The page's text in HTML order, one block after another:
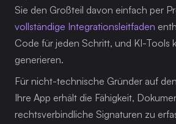
vollständige Integrationsleitfaden
Code für jeden Schritt, und KI-Tools
generieren.
Für nicht-technische Gründer auf
Ihre App erhält die Fähigkeit,
rechtsverbindliche Signaturen zu